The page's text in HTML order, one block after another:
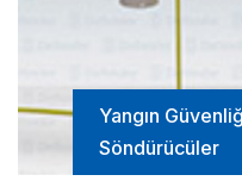
Yangın
Söndürücüler